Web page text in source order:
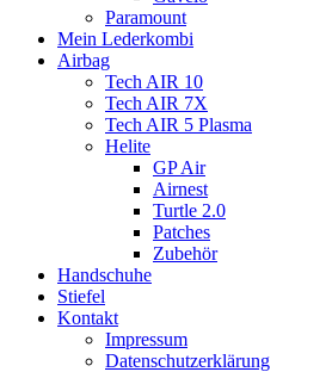
Paramount
Mein Lederkombi
Airbag
Tech AIR 10
Tech AIR 7X
Tech AIR 5 Plasma
Helite
GP Air
Airnest
Turtle 2.0
Patches
Zubehör
Handschuhe
Stiefel
Kontakt
Impressum
Datenschutzerklärung